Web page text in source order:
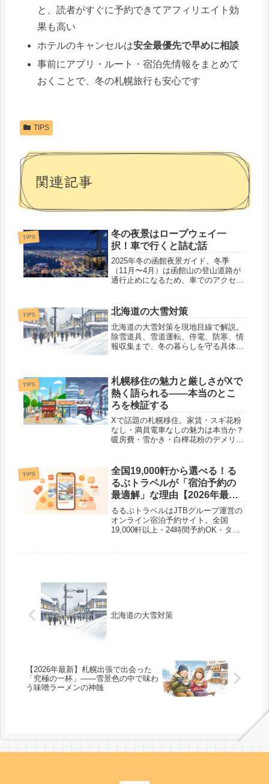
と、読者がすぐに予約できてアフィリエイト効
果も高い
ホテルのキャンセルは安全最優先で早めに相談
事前にアプリ・ルート・宿泊先情報をまとめて
おくことで、冬の札幌旅行も安心です
TIPS
関連記事
TIPS
冬の夜景はロープウェイ一
択！車で行くと詰む話
2025年冬の函館夜景ガイド。冬季
（11月〜4月）は函館山の登山道路が
通行止めになるため、車でのアクセス
スマスファンタジーなど街中のイルミ
ネーション情報も。【金欠社長の北海
道ガイド】
TIPS 北海道の大雪対策
北海道の大雪対策を現地目線で解説。
除雪道具、雪道運転、停電、防寒、情
報収集まで、冬の暮らしを守る具体策
TIPS
札幌移住の魅力と厳しさがXで
熱く語られる——本当のとこ
ろを検証する
Xで話題の札幌移住。家賃・スギ花粉
なし・満員電車なしの魅力は本当か？
暖房費・雪かき・白樺花粉のデメリッ
TIPS
全国19,000軒から選べる！る
るぶトラベルが「宿泊予約の
最適解」な理由【2026年最
新】
るるぶトラベルはJTBグループ運営の
オンライン宿泊予約サイト。全国
19,000軒以上・24時間予約OK・タイ
北海道の大雪対策
【2026年最新】札幌出張で出会った
「究極の一杯」——雪景色の中で味わ
う味噌ラーメンの神髄